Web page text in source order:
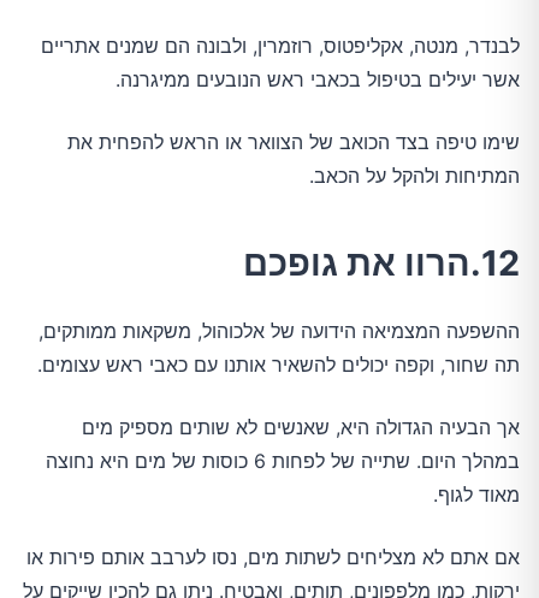
לבנדר, מנטה, אקליפטוס, רוזמרין, ולבונה הם שמנים אתריים
אשר יעילים בטיפול בכאבי ראש הנובעים ממיגרנה.
שימו טיפה בצד הכואב של הצוואר או הראש להפחית את
המתיחות ולהקל על הכאב.
12.הרוו את גופכם
ההשפעה המצמיאה הידועה של אלכוהול, משקאות ממותקים,
תה שחור, וקפה יכולים להשאיר אותנו עם כאבי ראש עצומים.
אך הבעיה הגדולה היא, שאנשים לא שותים מספיק מים
במהלך היום. שתייה של לפחות 6 כוסות של מים היא נחוצה
מאוד לגוף.
אם אתם לא מצליחים לשתות מים, נסו לערבב אותם פירות או
ירקות, כמו מלפפונים, תותים, ואבטיח. ניתן גם להכין שייקים על